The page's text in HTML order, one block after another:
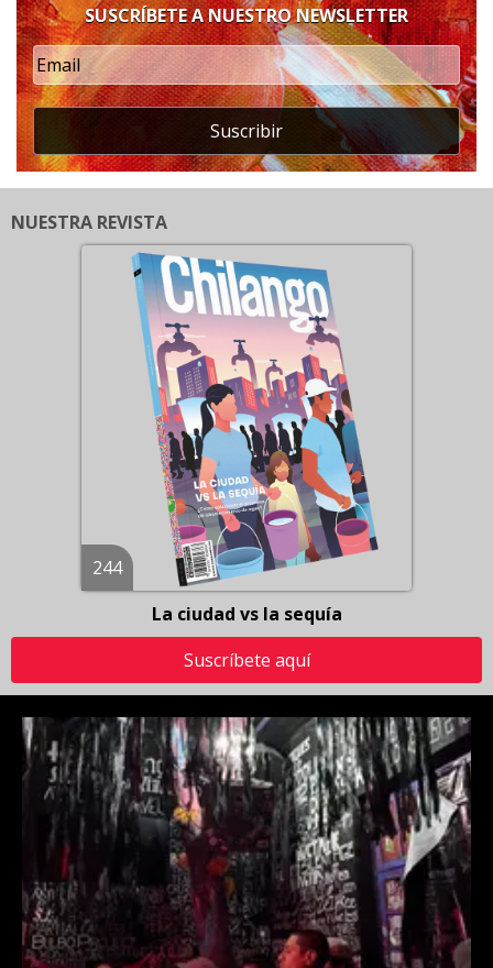
SUSCRÍBETE A NUESTRO NEWSLETTER
Suscribir
NUESTRA REVISTA
244
La ciudad vs la sequía
Suscríbete aquí